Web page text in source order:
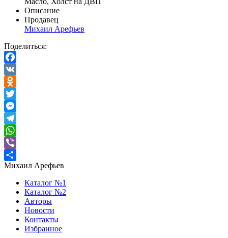
Описание
Продавец
Михаил Арефьев
Поделиться:
Facebook
VK
Odnoklassniki
Twitter
Messenger
Telegram
WhatsApp
Viber
Отправить
Михаил Арефьев
Каталог №1
Каталог №2
Авторы
Новости
Контакты
Избранное